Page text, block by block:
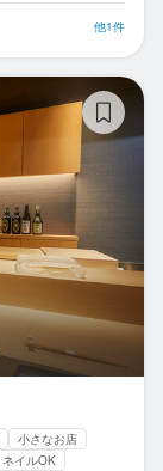
他1件
小さなお店
ネイルOK